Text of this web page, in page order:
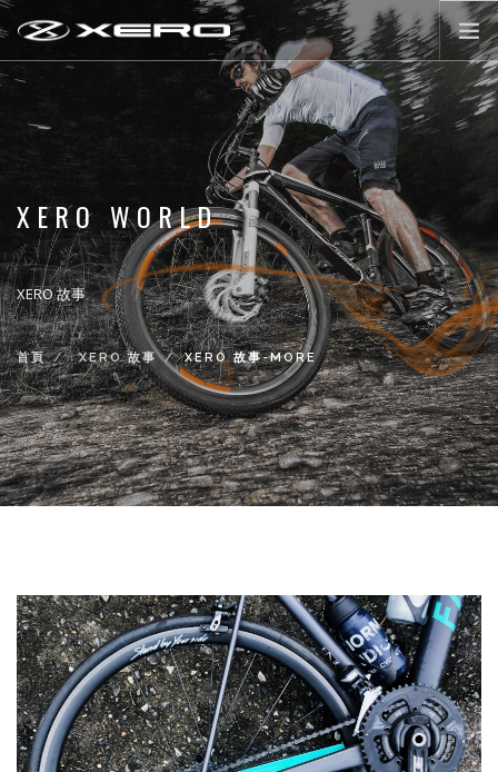
XERO WORLD
最新活動消息
登入/註冊
前往購物
LANGUAGE
XERO WORLD
XERO 故事
首頁 XERO 故事 XERO 故事-MORE